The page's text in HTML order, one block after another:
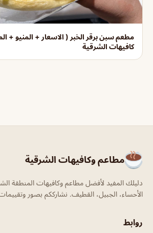
مطعم سبن برقر الخبر ( الاسعار + المنيو +
كافيهات الشرقية
مطاعم وكافيهات الشرقية
دليلك المفيد لأفضل مطاعم وكافيهات المنطقة
الأحساء، الجبيل، القطيف. نشارككم بصور
روابط